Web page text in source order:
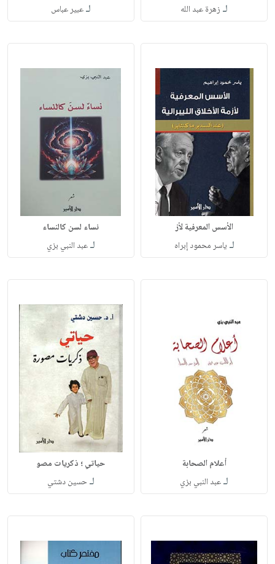
لـ زهرة عبد الله لـعبير عباس
الأسس المعرفية لأز
لـ ياسر محمود إبراه
نساء لسن كالنساء
لـعبد النبي بزي
أعلام الصحابة
لـعبد النبي بزي
حياتي ؛ ذكريات مصو
لـحسين دشتي